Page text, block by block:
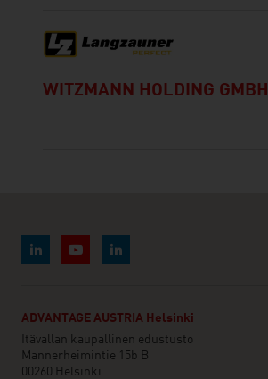
WITZMANN HOLDING GMBH
ADVANTAGE AUSTRIA Helsinki
Itävallan kaupallinen edustusto
Mannerheimintie 15b B
00260 Helsinki